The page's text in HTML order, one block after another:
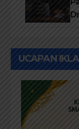
UCAPAN